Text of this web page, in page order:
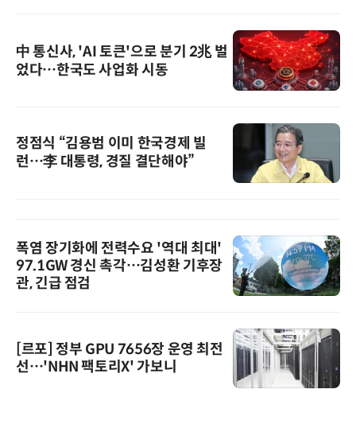
中 통신사, 'AI 토큰'으로 분기 2兆 벌
었다…한국도 사업화 시동
정점식 “김용범 이미 한국경제 빌
런…李 대통령, 경질 결단해야”
폭염 장기화에 전력수요 '역대 최대'
97.1GW 경신 촉각…김성환 기후장
관, 긴급 점검
[르포] 정부 GPU 7656장 운영 최전
선…'NHN 팩토리X' 가보니